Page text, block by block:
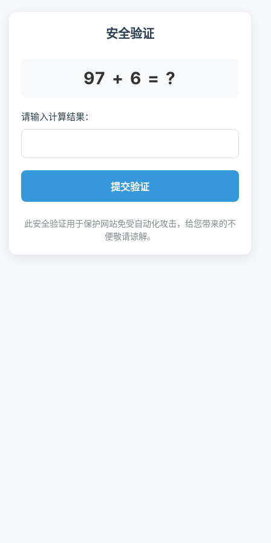
安全验证
97 + 6 = ?
请输入计算结果：
提交验证
此安全验证用于保护网站免受自动化攻击，给您带来的不
便敬请谅解。